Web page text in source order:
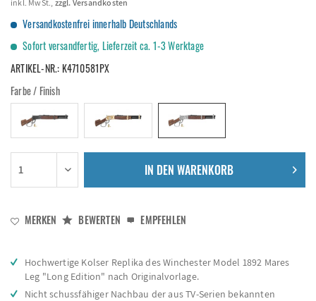
inkl. MwSt., zzgl. Versandkosten
Versandkostenfrei innerhalb Deutschlands
Sofort versandfertig, Lieferzeit ca. 1-3 Werktage
ARTIKEL-NR.:K4710581PX
Farbe / Finish
IN DEN WARENKORB
MERKEN BEWERTEN EMPFEHLEN
Hochwertige Kolser Replika des Winchester Model 1892 Mares
Leg "Long Edition" nach Originalvorlage.
Nicht schussfähiger Nachbau der aus TV-Serien bekannten